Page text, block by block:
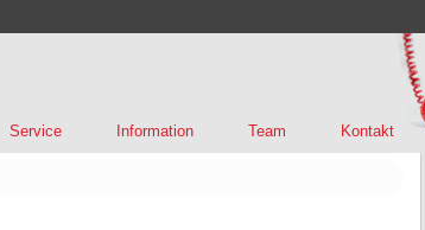
Service Information Team Kontakt